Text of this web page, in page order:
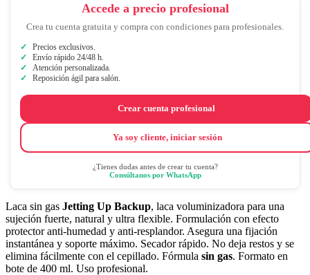
Accede a precio profesional
Crea tu cuenta gratuita y compra con condiciones para profesionales.
Precios exclusivos.
Envío rápido 24/48 h.
Atención personalizada.
Reposición ágil para salón.
Crear cuenta profesional
Ya soy cliente, iniciar sesión
¿Tienes dudas antes de crear tu cuenta?
Consúltanos por WhatsApp
Laca sin gas Jetting Up Backup, laca voluminizadora para una
sujeción fuerte, natural y ultra flexible. Formulación con efecto
protector anti-humedad y anti-resplandor. Asegura una fijación
instantánea y soporte máximo. Secador rápido. No deja restos y se
elimina fácilmente con el cepillado. Fórmula sin gas. Formato en
bote de 400 ml. Uso profesional.